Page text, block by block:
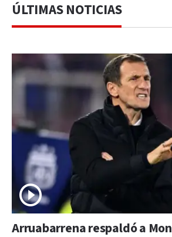
ÚLTIMAS NOTICIAS
Arruabarrena respaldó a